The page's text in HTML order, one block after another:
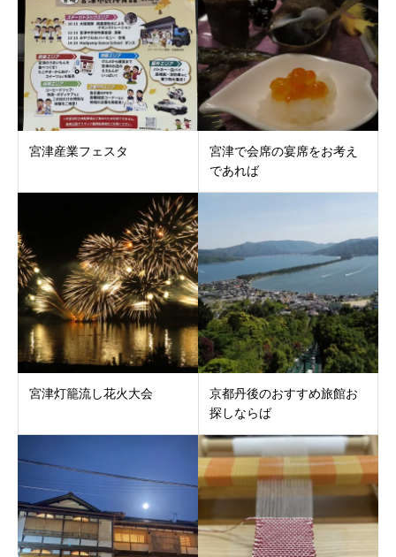
宮津産業フェスタ
宮津で会席の宴席をお考え
であれば
宮津灯籠流し花火大会
京都丹後のおすすめ旅館お
探しならば